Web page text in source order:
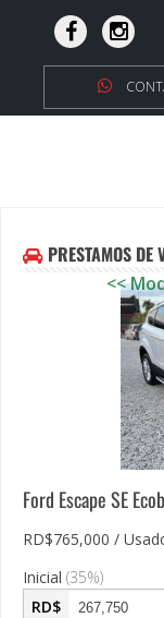
PRESTAMOS DE
<<
Ford Escape SE
RD$765,000 /
Inicial (35%)
RD$